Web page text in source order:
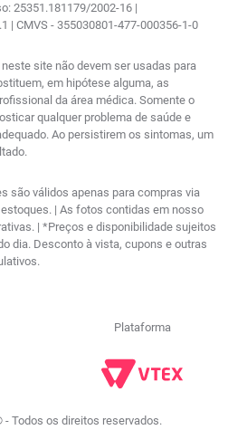
25351.181179/2002-16 |
| CMVS - 355030801-477-000356-1-0
site não devem ser usadas para
em hipótese alguma, as
da área médica. Somente o
qualquer problema de saúde e
Ao persistirem os sintomas, um
são válidos apenas para compras via
| As fotos contidas em nosso
| *Preços e disponibilidade sujeitos
dia. Desconto à vista, cupons e outras
Plataforma
- Todos os direitos reservados.